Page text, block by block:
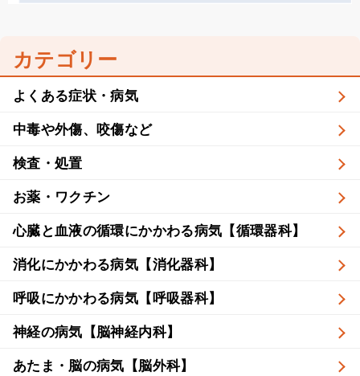
カテゴリー
よくある症状・病気
中毒や外傷、咬傷など
検査・処置
お薬・ワクチン
心臓と血液の循環にかかわる病気【循環器科】
消化にかかわる病気【消化器科】
呼吸にかかわる病気【呼吸器科】
神経の病気【脳神経内科】
あたま・脳の病気【脳外科】